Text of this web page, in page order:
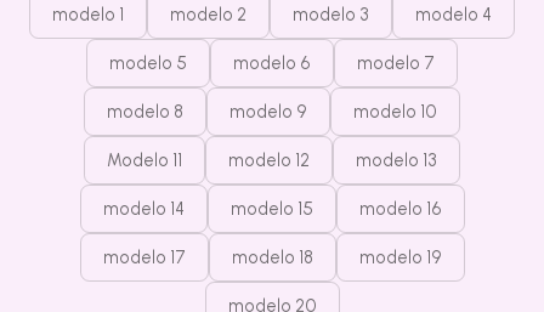
modelo 1 modelo 2 modelo 3 modelo 4
modelo 5 modelo 6 modelo 7
modelo 8 modelo 9 modelo 10
Modelo 11 modelo 12 modelo 13
modelo 14 modelo 15 modelo 16
modelo 17 modelo 18 modelo 19
modelo 20